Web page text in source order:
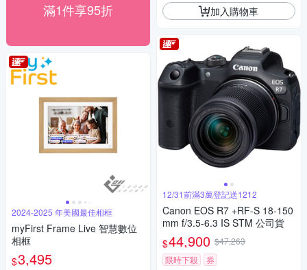
滿1件享95折
2024-2025 年美國最佳相框
myFirst Frame Live 智慧數位
相框
$3,495
加入購物車
12/31前滿3萬登記送1212
Canon EOS R7 +RF-S 18-150
mm f/3.5-6.3 IS STM 公司貨
$44,900 $47,263
限時下殺
券